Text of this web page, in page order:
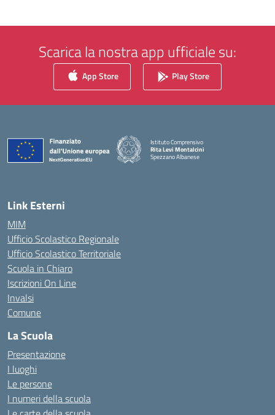
Scarica la nostra app ufficiale su:
App Store Play Store
Istituto Comprensivo
Rita Levi Montalcini
Spezzano Albanese
— Visita la pagina iniziale della scuola
Link Esterni
MIM
Ufficio Scolastico Regionale
Ufficio Scolastico Territoriale
Scuola in Chiaro
Iscrizioni On Line
Invalsi
Comune
La Scuola
Presentazione
I luoghi
Le persone
I numeri della scuola